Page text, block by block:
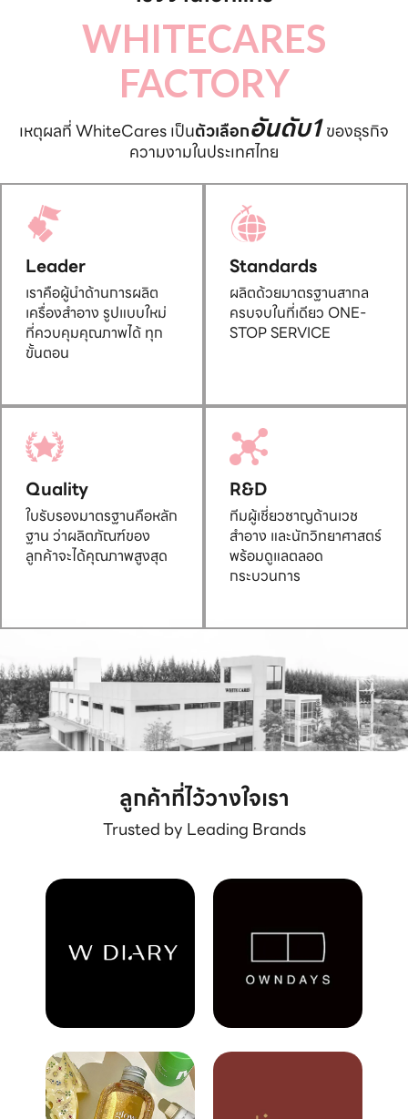
WHITECARES
FACTORY
เหตุผลที่ WhiteCares เป็นตัวเลือกอันดับ1ของธุรกิจ
ความงามในประเทศไทย
Leader
เราคือผู้นำด้านการผลิต
เครื่องสำอาง รูปแบบใหม่
ที่ควบคุมคุณภาพได้ ทุก
ขั้นตอน
Standards
ผลิตด้วยมาตรฐานสากล
ครบจบในที่เดียว ONE-
STOP SERVICE
Quality
ใบรับรองมาตรฐานคือหลัก
ฐาน ว่าผลิตภัณฑ์ของ
ลูกค้าจะได้คุณภาพสูงสุด
R&D
ทีมผู้เชี่ยวชาญด้านเวช
สำอาง และนักวิทยาศาสตร์
พร้อมดูแลตลอด
กระบวนการ
ลูกค้าที่ไว้วางใจเรา
Trusted by Leading Brands